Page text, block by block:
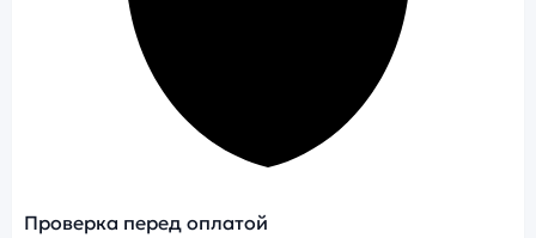
Проверка перед оплатой